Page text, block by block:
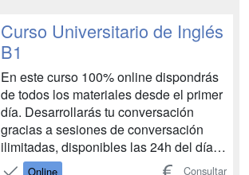
castellano gracias a las clases
explicativas y el material de apr...
Curso Universitario de Inglés
B1
En este curso 100% online dispondrás
de todos los materiales desde el primer
día. Desarrollarás tu conversación
gracias a sesiones de conversación
ilimitadas, disponibles las 24h del día,
durante 6 meses. Participarás con
Online Consultar